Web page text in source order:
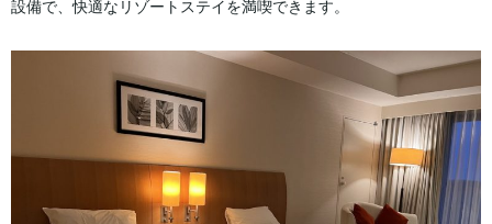
設備で、快適なリゾートステイを満喫できます。